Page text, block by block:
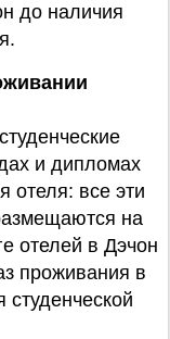
до наличия
и дипломах
отеля: все эти
на
отелей в Дэчон
проживания в